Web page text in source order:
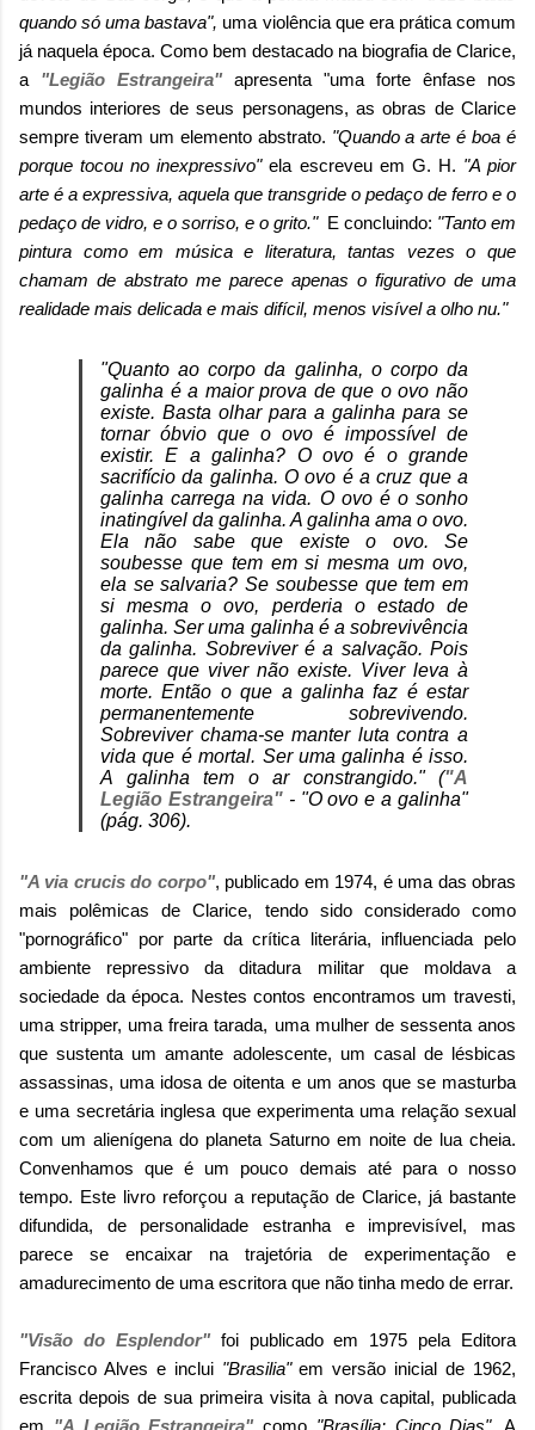
quando só uma bastava", uma violência que era prática comum
já naquela época. Como bem destacado na biografia de Clarice,
a "Legião Estrangeira" apresenta "uma forte ênfase nos
mundos interiores de seus personagens, as obras de Clarice
sempre tiveram um elemento abstrato. "Quando a arte é boa é
porque tocou no inexpressivo"ela escreveu em G. H. "A pior
arte é a expressiva, aquela que transgride o pedaço de ferro e o
pedaço de vidro, e o sorriso, e o grito."E concluindo: "Tanto em
pintura como em música e literatura, tantas vezes o que
chamam de abstrato me parece apenas o figurativo de uma
realidade mais delicada e mais difícil, menos visível a olho nu."
"Quanto ao corpo da galinha, o corpo da
galinha é a maior prova de que o ovo não
existe. Basta olhar para a galinha para se
tornar óbvio que o ovo é impossível de
existir. E a galinha? O ovo é o grande
sacrifício da galinha. O ovo é a cruz que a
galinha carrega na vida. O ovo é o sonho
inatingível da galinha. A galinha ama o ovo.
Ela não sabe que existe o ovo. Se
soubesse que tem em si mesma um ovo,
ela se salvaria? Se soubesse que tem em
si mesma o ovo, perderia o estado de
galinha. Ser uma galinha é a sobrevivência
da galinha. Sobreviver é a salvação. Pois
parece que viver não existe. Viver leva à
morte. Então o que a galinha faz é estar
permanentemente sobrevivendo.
Sobreviver chama-se manter luta contra a
vida que é mortal. Ser uma galinha é isso.
A galinha tem o ar constrangido." ("A
Legião Estrangeira"- "O ovo e a galinha"
(pág. 306).
"A via crucis do corpo", publicado em 1974, é uma das obras
mais polêmicas de Clarice, tendo sido considerado como
"pornográfico" por parte da crítica literária, influenciada pelo
ambiente repressivo da ditadura militar que moldava a
sociedade da época. Nestes contos encontramos um travesti,
uma stripper, uma freira tarada, uma mulher de sessenta anos
que sustenta um amante adolescente, um casal de lésbicas
assassinas, uma idosa de oitenta e um anos que se masturba
e uma secretária inglesa que experimenta uma relação sexual
com um alienígena do planeta Saturno em noite de lua cheia.
Convenhamos que é um pouco demais até para o nosso
tempo. Este livro reforçou a reputação de Clarice, já bastante
difundida, de personalidade estranha e imprevisível, mas
parece se encaixar na trajetória de experimentação e
amadurecimento de uma escritora que não tinha medo de errar.
"Visão do Esplendor"foi publicado em 1975 pela Editora
Francisco Alves e inclui "Brasilia"em versão inicial de 1962,
escrita depois de sua primeira visita à nova capital, publicada
em "A Legião Estrangeira" como "Brasília: Cinco Dias". A